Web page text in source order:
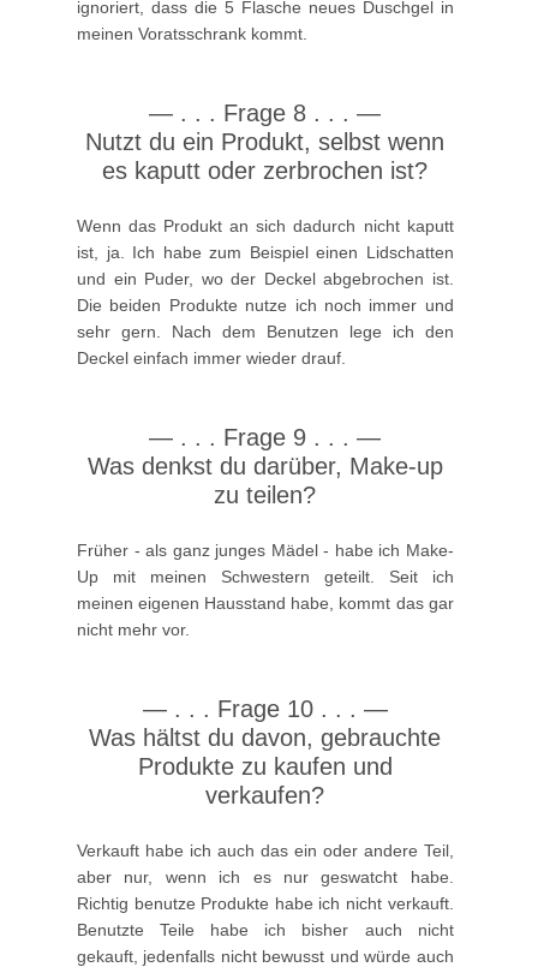
ignoriert, dass die 5 Flasche neues Duschgel in
meinen Voratsschrank kommt.
— . . . Frage 8 . . . —
Nutzt du ein Produkt, selbst wenn
es kaputt oder zerbrochen ist?
Wenn das Produkt an sich dadurch nicht kaputt
ist, ja. Ich habe zum Beispiel einen Lidschatten
und ein Puder, wo der Deckel abgebrochen ist.
Die beiden Produkte nutze ich noch immer und
sehr gern. Nach dem Benutzen lege ich den
Deckel einfach immer wieder drauf.
— . . . Frage 9 . . . —
Was denkst du darüber, Make-up
zu teilen?
Früher - als ganz junges Mädel - habe ich Make-
Up mit meinen Schwestern geteilt. Seit ich
meinen eigenen Hausstand habe, kommt das gar
nicht mehr vor.
—. . . Frage 10. . . —
Was hältst du davon, gebrauchte
Produkte zu kaufen und
verkaufen?
Verkauft habe ich auch das ein oder andere Teil,
aber nur, wenn ich es nur geswatcht habe.
Richtig benutze Produkte habe ich nicht verkauft.
Benutzte Teile habe ich bisher auch nicht
gekauft, jedenfalls nicht bewusst und würde auch